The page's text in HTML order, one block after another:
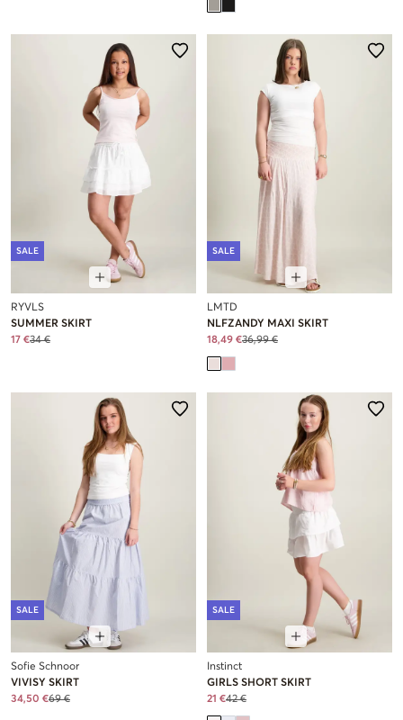
SALE
RYVLS
SUMMER SKIRT
17 €34 €
SALE
LMTD
NLFZANDY MAXI SKIRT
18,49 €36,99 €
SALE
Sofie Schnoor
VIVISY SKIRT
34,50 €69 €
SALE
Instinct
GIRLS SHORT SKIRT
21 €42 €